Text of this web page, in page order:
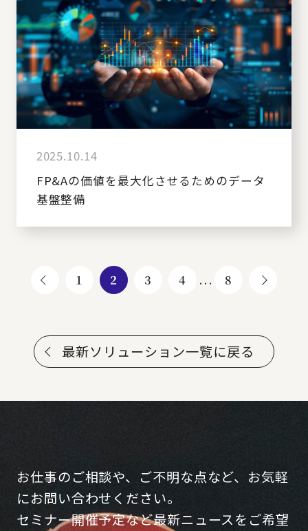
2025.10.14
FP&Aの価値を最大化させるためのデータ
基盤整備
1 2 3 4 ... 8
最新ソリューション一覧に戻る
お仕事のご相談や、ご不明な点など、お気軽
にお問い合わせください。
セミナー開催予定など最新ニュースをご希望